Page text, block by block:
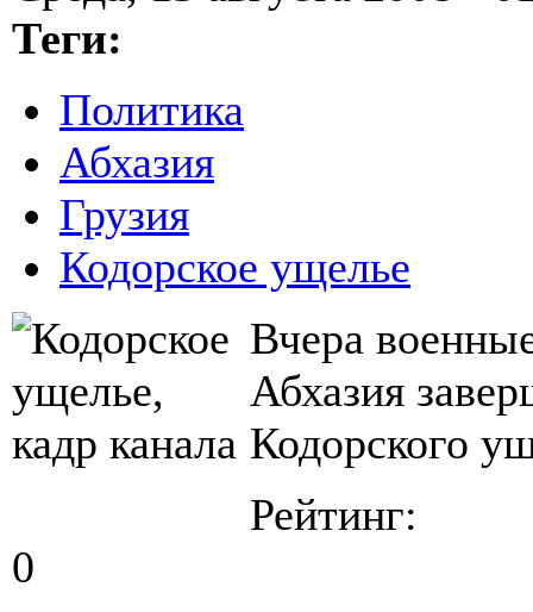
Теги:
Политика
Абхазия
Грузия
Кодорское ущелье
Вчера
Абхазия
Кодорского
Рейтинг:
0